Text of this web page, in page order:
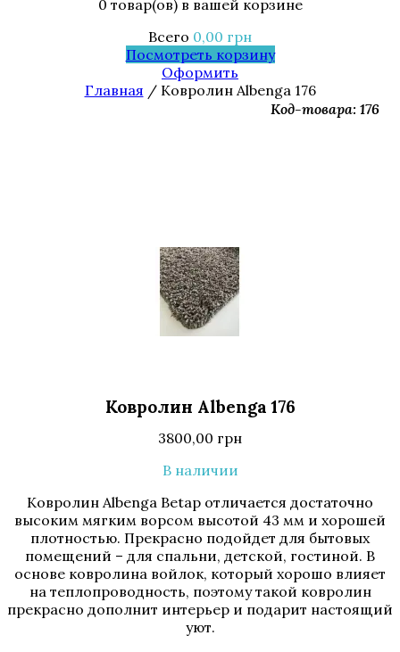
0 товар(ов)в вашей корзине
Всего 0,00 грн
Посмотреть корзину
Оформить
Главная / Ковролин Albenga 176
Код-товара: 176
Ковролин Albenga 176
3800,00 грн
В наличии
Ковролин Albenga Betap отличается достаточно
высоким мягким ворсом высотой 43 мм и хорошей
плотностью. Прекрасно подойдет для бытовых
помещений – для спальни, детской, гостиной. В
основе ковролина войлок, который хорошо влияет
на теплопроводность, поэтому такой ковролин
прекрасно дополнит интерьер и подарит настоящий
уют.